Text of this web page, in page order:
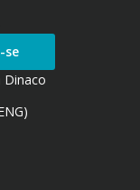
se
Dinaco